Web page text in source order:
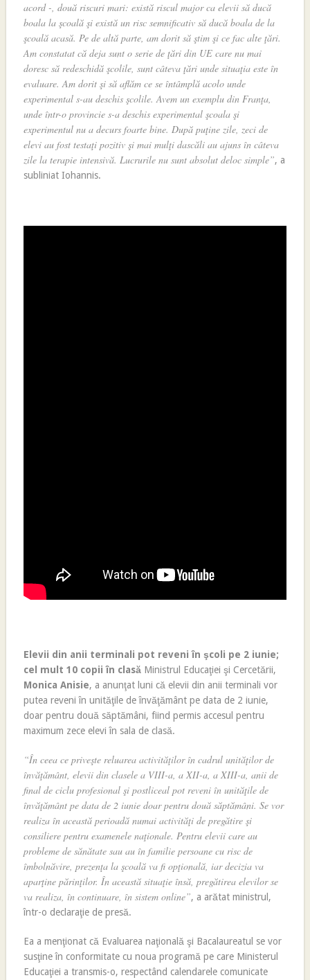
acord -, două riscuri mari: există riscul major ca elevii să ducă
boala la şcoală şi există un risc semnificativ să ducă boala de la
şcoală acasă. Pe de altă parte, am dorit să ştim şi ce fac alte ţări.
Am constatat că deja sunt o serie de ţări din UE care nu mai
doresc să redeschidă şcolile, sunt câteva ţări unde situaţia este în
evaluare. Am dorit şi să aflăm ce se întâmplă acolo unde
experimental s-au deschis şcolile. Avem un exemplu din Franţa,
unde într-o provincie s-a deschis experimental şcoala şi
experimentul nu a decurs foarte bine. După puţine zile, zeci de
elevi au fost testaţi pozitiv şi mai mulţi dascăli au ajuns în câteva
zile la terapie intensivă. Lucrurile nu sunt absolut deloc simple”, a
subliniat Iohannis.
Elevii din anii terminali pot reveni în şcoli pe 2 iunie;
cel mult 10 copii în clasă Ministrul Educaţiei şi Cercetării,
Monica Anisie, a anunţat luni că elevii din anii terminali vor
putea reveni în unităţile de învăţământ pe data de 2 iunie,
doar pentru două săptămâni, fiind permis accesul pentru
maximum zece elevi în sala de clasă.
“În ceea ce priveşte reluarea activităţilor în cadrul unităţilor de
învăţământ, elevii din clasele a VIII-a, a XII-a, a XIII-a, anii de
final de ciclu profesional şi postliceal pot reveni în unităţile de
învăţământ pe data de 2 iunie doar pentru două săptămâni. Se vor
realiza în această perioadă numai activităţi de pregătire şi
consiliere pentru examenele naţionale. Pentru elevii care au
probleme de sănătate sau au în familie persoane cu risc de
îmbolnăvire, prezenţa la şcoală va fi opţională, iar decizia va
aparţine părinţilor. În această situaţie însă, pregătirea elevilor se
va realiza, în continuare, în sistem online”, a arătat ministrul,
într-o declaraţie de presă.
Ea a menţionat că Evaluarea naţională şi Bacalaureatul se vor
susţine în conformitate cu noua programă pe care Ministerul
Educaţiei a transmis-o, respectând calendarele comunicate